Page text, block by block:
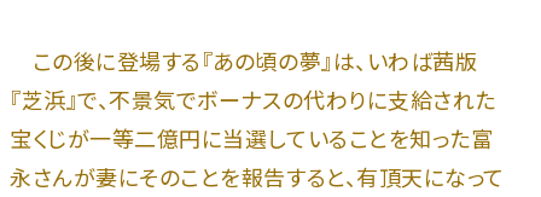
この後に登場する『あの頃の夢』は、いわば茜版
『芝浜』で、不景気でボーナスの代わりに支給された
宝くじが一等二億円に当選していることを知った富
永さんが妻にそのことを報告すると、有頂天になって